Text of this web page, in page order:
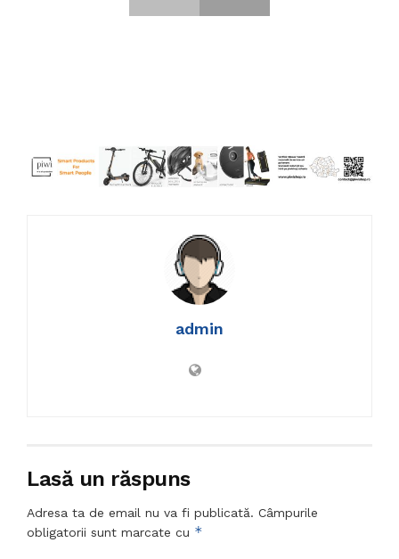
admin
Lasă un răspuns
Adresa ta de email nu va fi publicată. Câmpurile
obligatorii sunt marcate cu *